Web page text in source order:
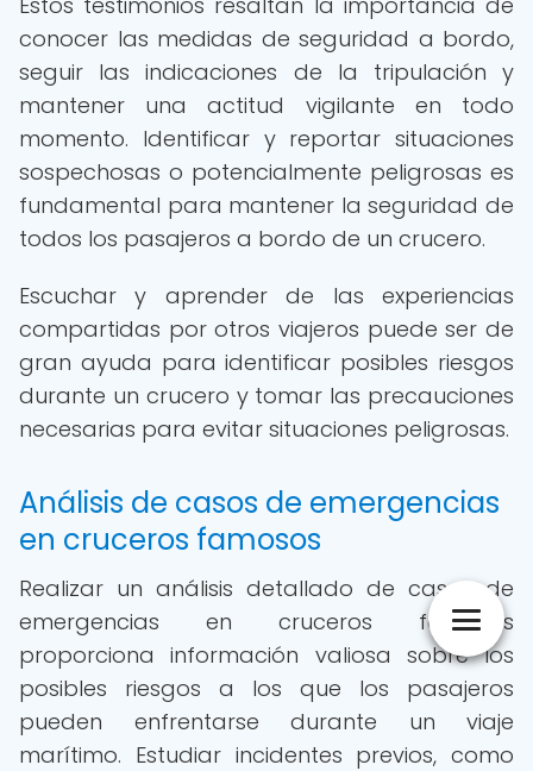
conocer las medidas de seguridad a bordo,
seguir las indicaciones de la tripulación y
mantener una actitud vigilante en todo
momento. Identificar y reportar situaciones
sospechosas o potencialmente peligrosas es
fundamental para mantener la seguridad de
todos los pasajeros a bordo de un crucero.
Escuchar y aprender de las experiencias
compartidas por otros viajeros puede ser de
gran ayuda para identificar posibles riesgos
durante un crucero y tomar las precauciones
necesarias para evitar situaciones peligrosas.
Análisis de casos de emergencias
en cruceros famosos
Realizar un análisis detallado de casos de
emergencias en cruceros famosos
proporciona información valiosa sobre los
posibles riesgos a los que los pasajeros
pueden enfrentarse durante un viaje
marítimo. Estudiar incidentes previos, como